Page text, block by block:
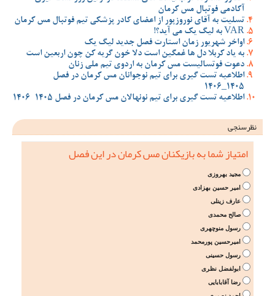
آکادمی فوتبال مس کرمان
تسلیت به آقای نوروزپور از اعضای کادر پزشکی تیم فوتبال مس کرمان
VAR به لیگ یک می آید؟!
اواخر شهریور زمان استارت فصل جدید لیگ یک
به یاد کربلا دل ها غمگین است دلا خون گریه کن چون اربعین است
دعوت فوتسالیست مس کرمان به اردوی تیم ملی زنان
اطلاعیه تست گیری برای تیم نوجوانان مس کرمان در فصل
1405_1406
اطلاعیه تست گیری برای تیم نونهالان مس کرمان در فصل 1405-1406
نظرسنجی
امتیاز شما به بازیکنان مس کرمان در این فصل
مجید بهروزی
امیر حسین بهزادی
عارف زینلی
صالح محمدی
رسول منوچهری
امیرحسین پورمحمد
رسول حسینی
ابولفضل نظری
رضا آقابابایی